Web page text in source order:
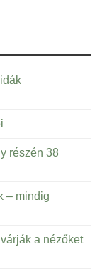
részén 38
– mindig
a nézőket